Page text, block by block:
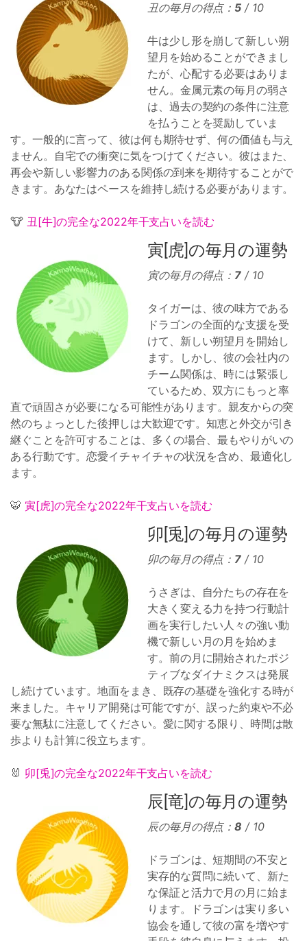
丑の毎月の得点：5 / 10
牛は少し形を崩して新しい朔
望月を始めることができまし
たが、心配する必要はありま
せん。金属元素の毎月の弱さ
は、過去の契約の条件に注意
を払うことを奨励していま
す。一般的に言って、彼は何も期待せず、何の価値も与え
ません。自宅での衝突に気をつけてください。彼はまた、
再会や新しい影響力のある関係の到来を期待することがで
きます。あなたはペースを維持し続ける必要があります。
🐮 丑[牛]の完全な2022年干支占いを読む
寅[虎]の毎月の運勢
寅の毎月の得点： 7 / 10
タイガーは、彼の味方である
ドラゴンの全面的な支援を受
けて、新しい朔望月を開始し
ます。しかし、彼の会社内の
チーム関係は、時には緊張し
ているため、双方にもっと率
直で頑固さが必要になる可能性があります。親友からの突
然のちょっとした後押しは大歓迎です。知恵と外交が引き
継ぐことを許可することは、多くの場合、最もやりがいの
ある行動です。恋愛イチャイチャの状況を含め、最適化し
ます。
🐯 寅[虎]の完全な2022年干支占いを読む
卯[兎]の毎月の運勢
卯の毎月の得点： 7 / 10
うさぎは、自分たちの存在を
大きく変える力を持つ行動計
画を実行したい人々の強い動
機で新しい月の月を始めま
す。前の月に開始されたポジ
ティブなダイナミクスは発展
し続けています。地面をまき、既存の基礎を強化する時が
来ました。キャリア開発は可能ですが、誤った約束や不必
要な無駄に注意してください。愛に関する限り、時間は散
歩よりも計算に役立ちます。
🐰 卯[兎]の完全な2022年干支占いを読む
辰[竜]の毎月の運勢
辰の毎月の得点：8 / 10
ドラゴンは、短期間の不安と
実存的な質問に続いて、新た
な保証と活力で月の月に始ま
ります。ドラゴンは実り多い
協会を通して彼の富を増やす